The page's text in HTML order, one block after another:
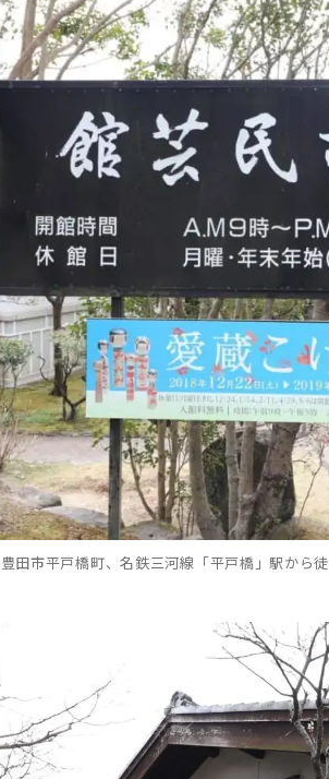
田市平戸橋町、名鉄三河線「平戸橋」駅から